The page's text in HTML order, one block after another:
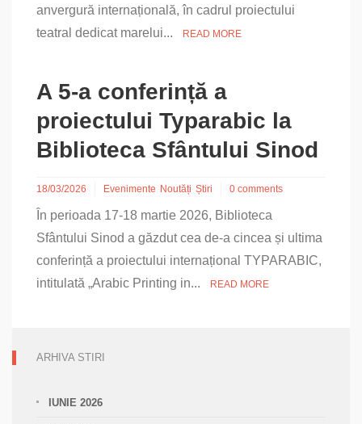
anvergură internațională, în cadrul proiectului
teatral dedicat marelui...
READ MORE
A 5-a conferință a
proiectului Typarabic la
Biblioteca Sfântului Sinod
18/03/2026 Evenimente Noutăți Știri 0 comments
În perioada 17-18 martie 2026, Biblioteca
Sfântului Sinod a găzdut cea de-a cincea și ultima
conferință a proiectului internațional TYPARABIC,
intitulată „Arabic Printing in...
READ MORE
ARHIVA STIRI
IUNIE 2026